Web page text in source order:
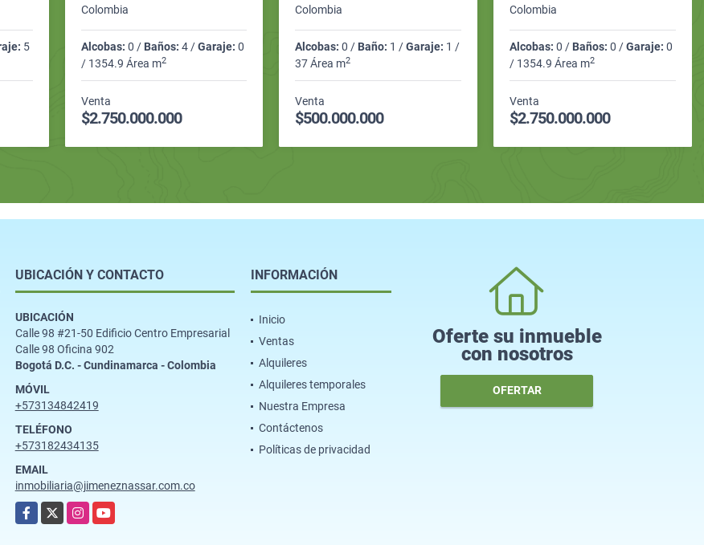
5
Colombia
Alcobas: 0 / Baños: 4 /Garaje: 0
/ 1354.9 Área m2
Venta
$2.750.000.000
Colombia
Alcobas: 0 / Baño: 1 /Garaje: 1 /
37 Área m2
Venta
$500.000.000
Colombia
Alcobas: 0 / Baños: 0 /Garaje: 0
/ 1354.9 Área m2
Venta
$2.750.000.000
UBICACIÓN Y CONTACTO
UBICACIÓN
Calle 98 #21-50 Edificio Centro Empresarial
Calle 98 Oficina 902
Bogotá D.C. - Cundinamarca - Colombia
MÓVIL
+573134842419
TELÉFONO
+573182434135
EMAIL
inmobiliaria@jimeneznassar.com.co
Facebook
X InstagramYouTube
INFORMACIÓN
Inicio
Ventas
Alquileres
Alquileres temporales
Nuestra Empresa
Contáctenos
Políticas de privacidad
Oferte su inmueble
con nosotros
OFERTAR